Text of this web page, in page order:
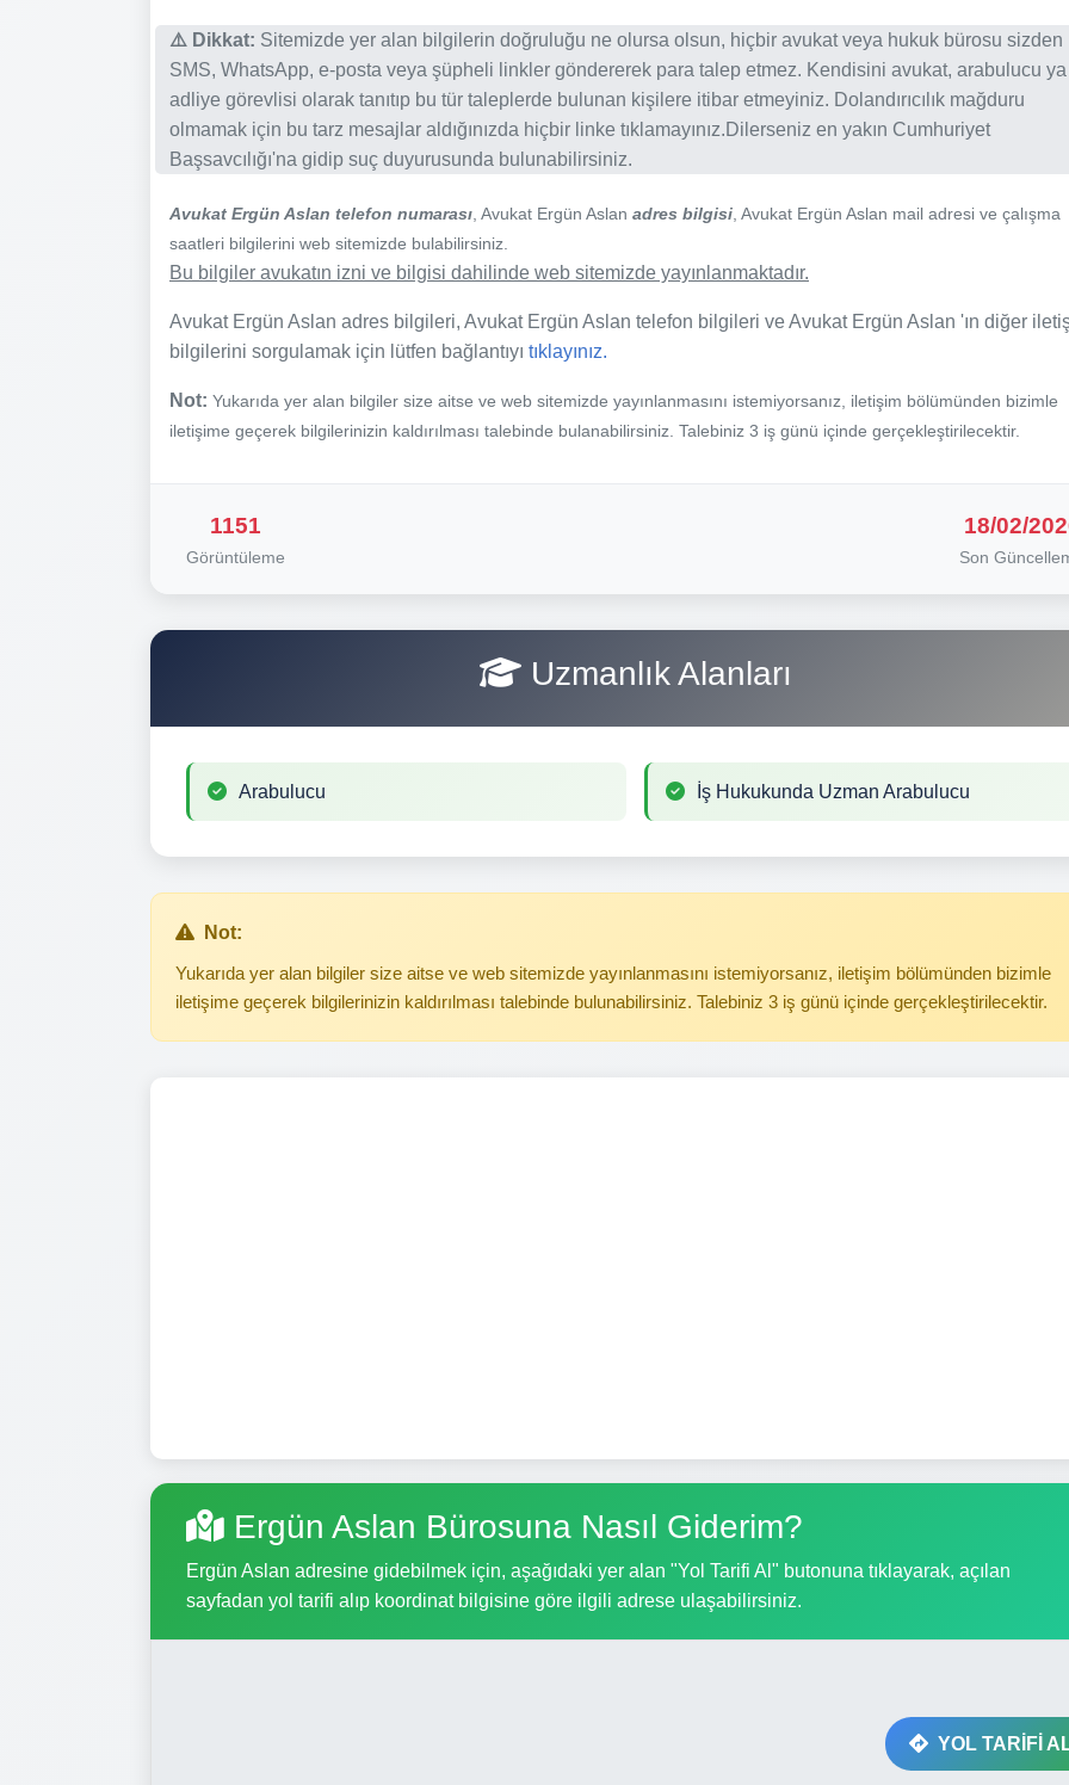
⚠️ Dikkat: Sitemizde yer alan bilgilerin doğruluğu ne olursa olsun, hiçbir avukat veya hukuk bürosu sizden
SMS, WhatsApp, e-posta veya şüpheli linkler göndererek para talep etmez. Kendisini avukat, arabulucu
adliye görevlisi olarak tanıtıp bu tür taleplerde bulunan kişilere itibar etmeyiniz. Dolandırıcılık mağduru
olmamak için bu tarz mesajlar aldığınızda hiçbir linke tıklamayınız.Dilerseniz en yakın Cumhuriyet
Başsavcılığı'na gidip suç duyurusunda bulunabilirsiniz.
Avukat Ergün Aslan telefon numarası , Avukat Ergün Aslan adres bilgisi , Avukat Ergün Aslan mail adresi ve çalışma
saatleri bilgilerini web sitemizde bulabilirsiniz.
Bu bilgiler avukatın izni ve bilgisi dahilinde web sitemizde yayınlanmaktadır.
Avukat Ergün Aslan adres bilgileri, Avukat Ergün Aslan telefon bilgileri ve Avukat Ergün Aslan 'ın diğer
bilgilerini sorgulamak için lütfen bağlantıyı tıklayınız.
Not: Yukarıda yer alan bilgiler size aitse ve web sitemizde yayınlanmasını istemiyorsanız, iletişim bölümünden bizimle
iletişime geçerek bilgilerinizin kaldırılması talebinde bulanabilirsiniz. Talebiniz 3 iş günü içinde gerçekleştirilecektir.
1151
Görüntüleme
18/02/
Son
Uzmanlık Alanları
Arabulucu İş Hukukunda Uzman Arabulucu
Not:
Yukarıda yer alan bilgiler size aitse ve web sitemizde yayınlanmasını istemiyorsanız, iletişim bölümünden bizimle
iletişime geçerek bilgilerinizin kaldırılması talebinde bulunabilirsiniz. Talebiniz 3 iş günü içinde gerçekleştirilecektir.
Ergün Aslan Bürosuna Nasıl Giderim?
Ergün Aslan adresine gidebilmek için, aşağıdaki yer alan "Yol Tarifi Al" butonuna tıklayarak, açılan
sayfadan yol tarifi alıp koordinat bilgisine göre ilgili adrese ulaşabilirsiniz.
YOL TARİFİ